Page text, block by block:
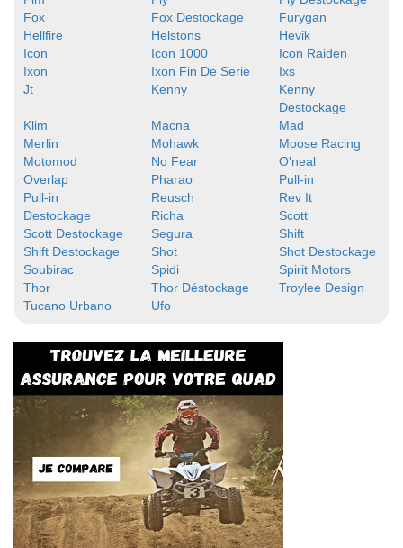
Fox
Fox Destockage
Furygan
Hellfire
Helstons
Hevik
Icon
Icon 1000
Icon Raiden
Ixon
Ixon Fin De Serie
Ixs
Jt
Kenny
Kenny
Destockage
Klim
Macna
Mad
Merlin
Mohawk
Moose Racing
Motomod
No Fear
O'neal
Overlap
Pharao
Pull-in
Pull-in
Destockage
Reusch
Rev It
Richa
Scott
Scott Destockage
Segura
Shift
Shift Destockage
Shot
Shot Destockage
Soubirac
Spidi
Spirit Motors
Thor
Thor Déstockage
Troylee Design
Tucano Urbano
Ufo